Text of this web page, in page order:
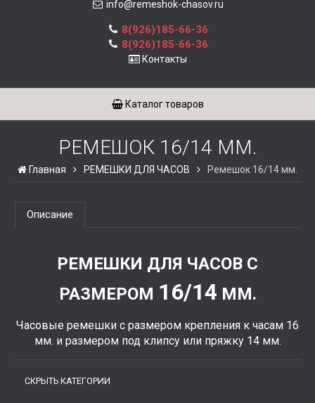
info@remeshok-chasov.ru
8(926)185-66-36
8(926)185-66-36
Контакты
Каталог товаров
РЕМЕШОК 16/14 ММ.
Главная РЕМЕШКИ ДЛЯ ЧАСОВ Ремешок 16/14 мм.
Описание
РЕМЕШКИ ДЛЯ ЧАСОВ С
РАЗМЕРОМ 16/14 ММ.
Часовые ремешки с размером крепления к часам 16
мм. и размером под клипсу или пряжку 14 мм.
СКРЫТЬ КАТЕГОРИИ